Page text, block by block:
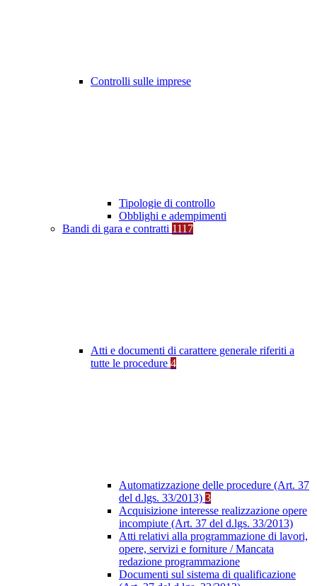
Controlli sulle imprese
Tipologie di controllo
Obblighi e adempimenti
Bandi di gara e contratti 1117
Atti e documenti di carattere generale riferiti a
tutte le procedure 4
Automatizzazione delle procedure (Art. 37
del d.lgs. 33/2013) 3
Acquisizione interesse realizzazione opere
incompiute (Art. 37 del d.lgs. 33/2013)
Atti relativi alla programmazione di lavori,
opere, servizi e forniture / Mancata
redazione programmazione
Documenti sul sistema di qualificazione